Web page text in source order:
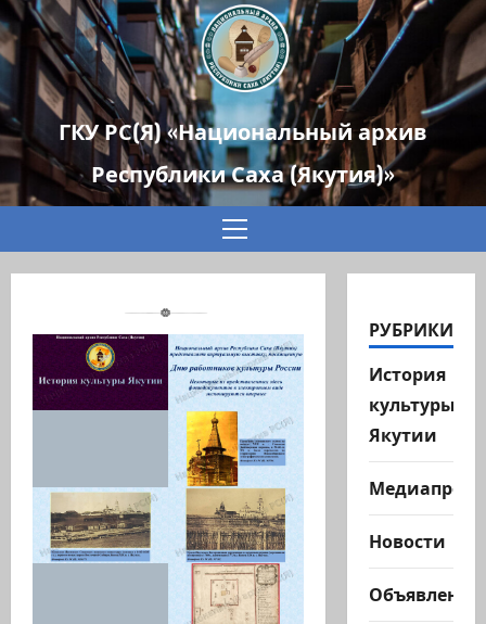
ГКУ РС(Я) «Национальный архив
Республики Саха (Якутия)»
Основное
РУБРИКИ
История
культуры
Якутии
Новости
Объявления